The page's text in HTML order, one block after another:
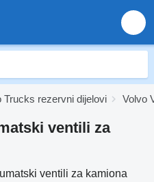
Trucks rezervni dijelovi Volvo
ventili za
ventili za kamiona